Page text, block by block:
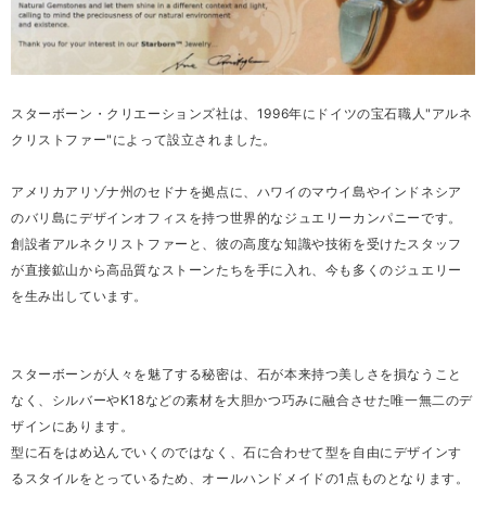
スターボーン・クリエーションズ社は、1996年にドイツの宝石職人"アルネ
クリストファー"によって設立されました。
アメリカアリゾナ州のセドナを拠点に、ハワイのマウイ島やインドネシア
のバリ島にデザインオフィスを持つ世界的なジュエリーカンパニーです。
創設者アルネクリストファーと、彼の高度な知識や技術を受けたスタッフ
が直接鉱山から高品質なストーンたちを手に入れ、今も多くのジュエリー
を生み出しています。
スターボーンが人々を魅了する秘密は、石が本来持つ美しさを損なうこと
なく、シルバーやK18などの素材を大胆かつ巧みに融合させた唯一無二のデ
ザインにあります。
型に石をはめ込んでいくのではなく、石に合わせて型を自由にデザインす
るスタイルをとっているため、オールハンドメイドの1点ものとなります。